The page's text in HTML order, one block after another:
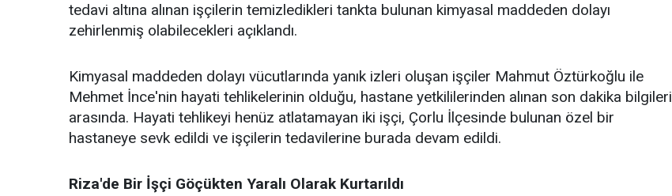
tedavi altına alınan işçilerin temizledikleri tankta bulunan kimyasal maddeden dolayı
zehirlenmiş olabilecekleri açıklandı.
Kimyasal maddeden dolayı vücutlarında yanık izleri oluşan işçiler Mahmut Öztürkoğlu ile
Mehmet İnce'nin hayati tehlikelerinin olduğu, hastane yetkililerinden alınan son dakika bilgileri
arasında. Hayati tehlikeyi henüz atlatamayan iki işçi, Çorlu İlçesinde bulunan özel bir
hastaneye sevk edildi ve işçilerin tedavilerine burada devam edildi.
Riza'de Bir İşçi Göçükten Yaralı Olarak Kurtarıldı